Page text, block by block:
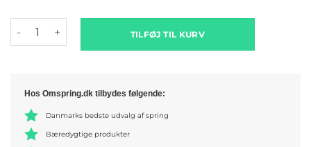
Malet bom, 3m. 2-3 farver antal
TILFØJ TIL KURV
Hos Omspring.dk tilbydes følgende:
Danmarks bedste udvalg af spring
Bæredygtige produkter